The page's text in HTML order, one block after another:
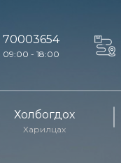
70003654
09:00 - 18:00
Холбогдох
Харилцах